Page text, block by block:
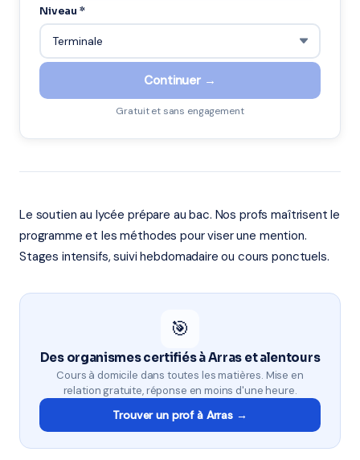
Niveau *
Continuer →
Gratuit et sans engagement
Le soutien au lycée prépare au bac. Nos profs maîtrisent le
programme et les méthodes pour viser une mention.
Stages intensifs, suivi hebdomadaire ou cours ponctuels.
🎯
Des organismes certifiés à Arras et alentours
Cours à domicile dans toutes les matières. Mise en
relation gratuite, réponse en moins d'une heure.
Trouver un prof à Arras →